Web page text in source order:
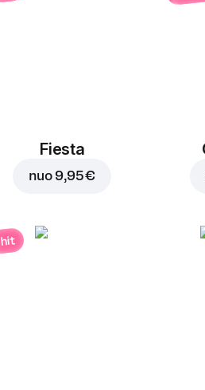
Fiesta
nuo 9,95 €
hit